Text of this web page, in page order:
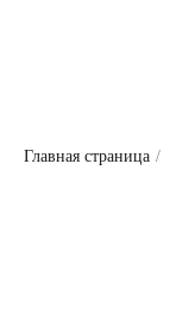
Главная страница /